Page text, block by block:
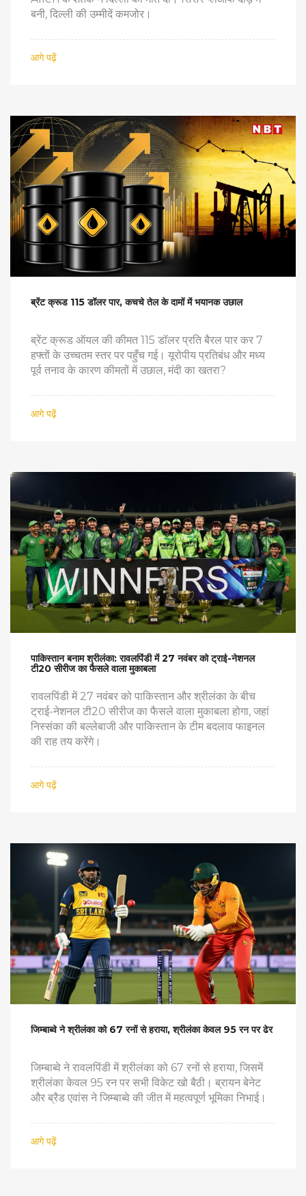
बनी, दिल्ली की उम्मीदें कमजोर।
आगे पढ़ें
ब्रेंट क्रूड 115 डॉलर पार, कचचे तेल के दामों में भयानक उछाल
ब्रेंट क्रूड ऑयल की कीमत 115 डॉलर प्रति बैरल पार कर 7
हफ्तों के उच्चतम स्तर पर पहुँच गई। यूरोपीय प्रतिबंध और मध्य
पूर्व तनाव के कारण कीमतों में उछाल, मंदी का खतरा?
आगे पढ़ें
पाकिस्तान बनाम श्रीलंका: रावलपिंडी में 27 नवंबर को ट्राई-नेशनल
टी20 सीरीज का फैसले वाला मुकाबला
रावलपिंडी में 27 नवंबर को पाकिस्तान और श्रीलंका के बीच
ट्राई-नेशनल टी20 सीरीज का फैसले वाला मुकाबला होगा, जहां
निस्संका की बल्लेबाजी और पाकिस्तान के टीम बदलाव फाइनल
की राह तय करेंगे।
आगे पढ़ें
जिम्बाब्वे ने श्रीलंका को 67 रनों से हराया, श्रीलंका केवल 95 रन पर ढेर
जिम्बाब्वे ने रावलपिंडी में श्रीलंका को 67 रनों से हराया, जिसमें
श्रीलंका केवल 95 रन पर सभी विकेट खो बैठी। ब्रायन बेनेट
और ब्रैड एवांस ने जिम्बाब्वे की जीत में महत्वपूर्ण भूमिका निभाई।
आगे पढ़ें